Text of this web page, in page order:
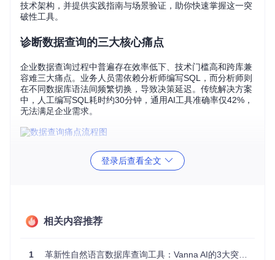
技术架构，并提供实践指南与场景验证，助你快速掌握这一突
破性工具。
诊断数据查询的三大核心痛点
企业数据查询过程中普遍存在效率低下、技术门槛高和跨库兼
容难三大痛点。业务人员需依赖分析师编写SQL，而分析师则
在不同数据库语法间频繁切换，导致决策延迟。传统解决方案
中，人工编写SQL耗时约30分钟，通用AI工具准确率仅42%，
无法满足企业需求。
重构数据库交互：Vanna的核心价值
理；模块化架构支持灵活扩展；上下文相关示例检索提升SQL
生成准确率。这些能力共同构成了Vanna的核心竞争力，为企
登录后查看全文
相关内容推荐
1 革新性自然语言数据库查询工具：Vanna AI的3大突破与零SQL实践指南